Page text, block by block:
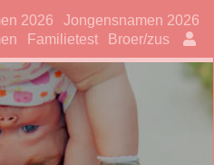
2026
Jongensnamen 2026
Familietest Broer/zus